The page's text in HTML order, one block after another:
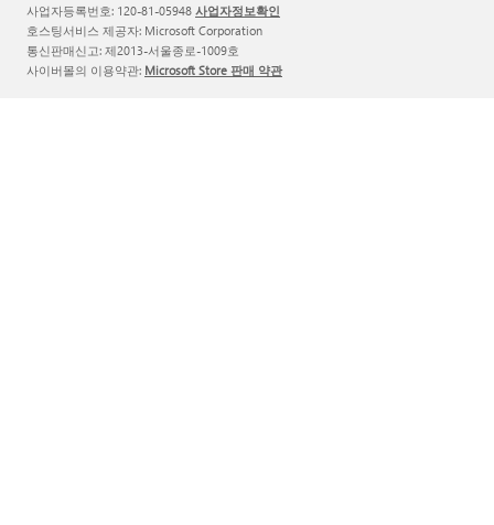
사업자등록번호: 120-81-05948 사업자정보확인
호스팅서비스 제공자: Microsoft Corporation
통신판매신고: 제2013-서울종로-1009호
사이버몰의 이용약관: Microsoft Store 판매 약관